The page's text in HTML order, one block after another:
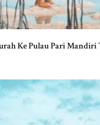
Ke Pulau Pari Mandiri